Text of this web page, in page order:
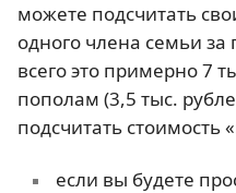
можете подсчитать
одного члена семьи
всего это примерно 7
пополам (3,5 тыс.
подсчитать стоимость
если вы будете